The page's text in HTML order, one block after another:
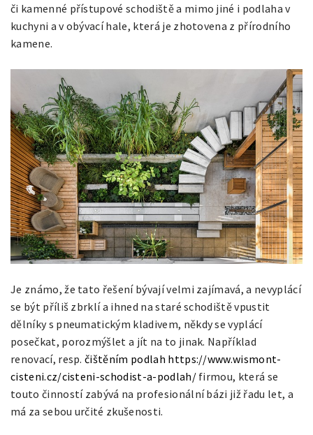
či kamenné přístupové schodiště a mimo jiné i podlaha v
kuchyni a v obývací hale, která je zhotovena z přírodního
kamene.
Je známo, že tato řešení bývají velmi zajímavá, a nevyplácí
se být příliš zbrklí a ihned na staré schodiště vpustit
dělníky s pneumatickým kladivem, někdy se vyplácí
posečkat, porozmýšlet a jít na to jinak. Například
renovací, resp.čištěním podlah https://www.wismont-
cisteni.cz/cisteni-schodist-a-podlah/firmou, která se
touto činností zabývá na profesionální bázi již řadu let, a
má za sebou určité zkušenosti.